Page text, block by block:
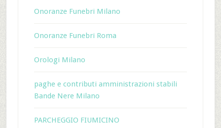
Onoranze Funebri Milano
Onoranze Funebri Roma
Orologi Milano
paghe e contributi amministrazioni stabili
Bande Nere Milano
PARCHEGGIO FIUMICINO